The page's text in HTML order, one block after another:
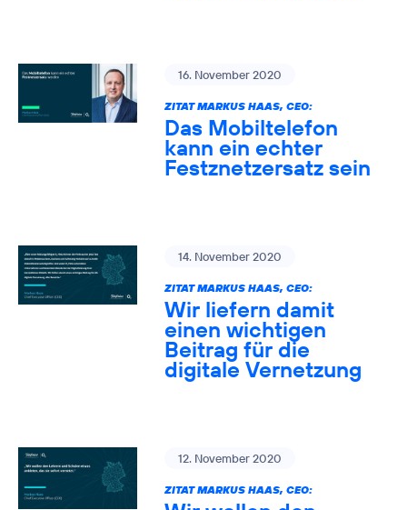
16. November 2020
ZITAT MARKUS HAAS, CEO:
Das Mobiltelefon
kann ein echter
Festznetzersatz sein
14. November 2020
ZITAT MARKUS HAAS, CEO:
Wir liefern damit
einen wichtigen
Beitrag für die
digitale Vernetzung
12. November 2020
ZITAT MARKUS HAAS, CEO: